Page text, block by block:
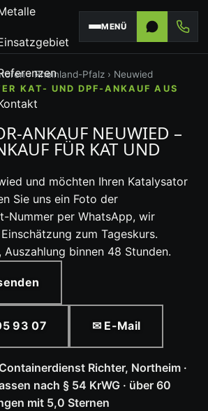
MENÜ
›Rheinland-Pfalz › Neuwied
KAT- UND DPF-ANKAUF AUS
ANKAUF NEUWIED –
FÜR KAT UND
und möchten Ihren Katalysator
Sie uns ein Foto der
Nummer per WhatsApp, wir
zum Tageskurs.
Auszahlung binnen 48 Stunden.
93 07 ✉ E-Mail
Richter, Northeim ·
nach § 54 KrWG · über 60
mit 5,0 Sternen